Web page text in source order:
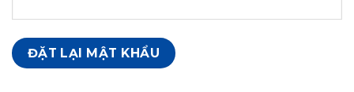
ĐẶT LẠI MẬT KHẨU